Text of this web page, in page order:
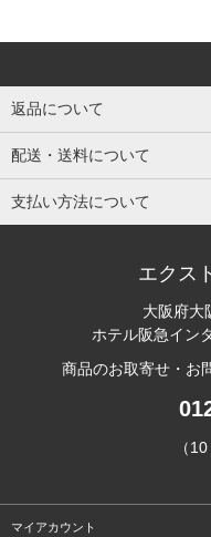
返品について
配送・送料について
支払い方法について
エクス
大阪府大
ホテル阪急イン
商品のお取寄せ・お
（
マイアカウント